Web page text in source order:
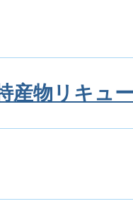
産物リキュ